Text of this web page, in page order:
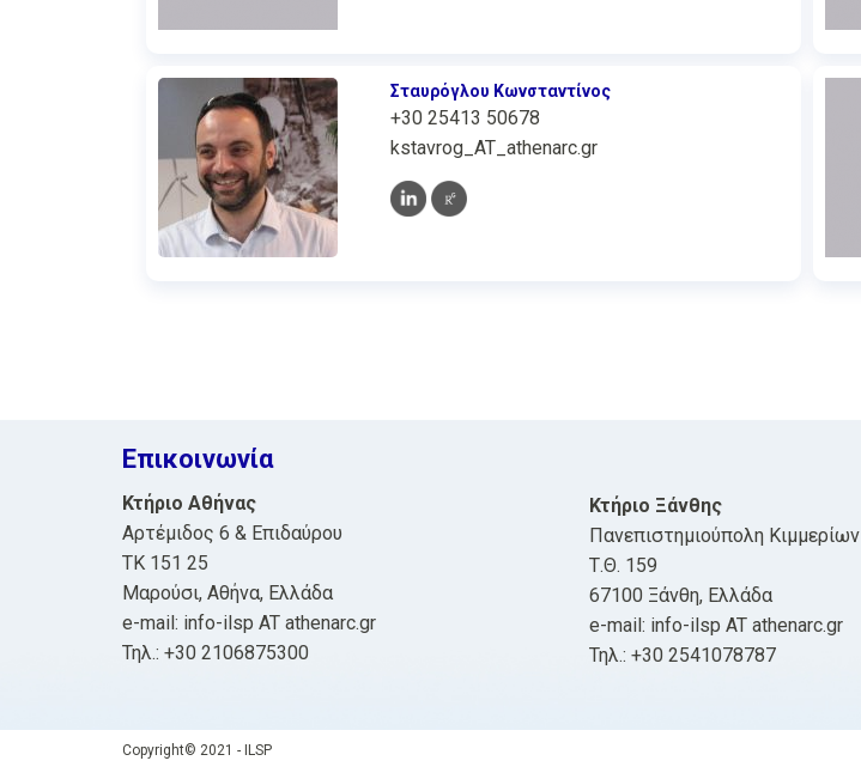
Σταυρόγλου Κωνσταντίνος
+30 25413 50678
kstavrog_AT_athenarc.gr
Επικοινωνία
Κτήριο Αθήνας
Αρτέμιδος 6 & Επιδαύρου
ΤΚ 151 25
Μαρούσι, Αθήνα, Ελλάδα
e-mail: info-ilsp AT athenarc.gr
Τηλ.: +30 2106875300
Κτήριο Ξάνθης
Πανεπιστημιούπολη Κιμμερίων
Τ.Θ. 159
67100 Ξάνθη, Ελλάδα
e-mail: info-ilsp AT athenarc.gr
Τηλ.: +30 2541078787
Copyright© 2021 - ILSP